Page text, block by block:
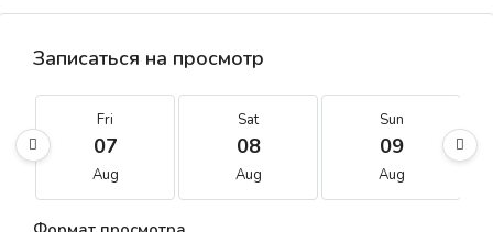
Записаться на просмотр
Fri
07
Aug
Sat
08
Aug
Sun
09
Aug